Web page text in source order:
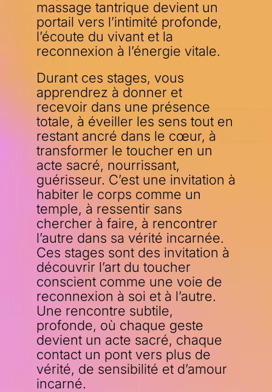
massage tantrique devient un
portail vers l’intimité profonde,
l’écoute du vivant et la
reconnexion à l’énergie vitale.
Durant ces stages, vous
apprendrez à donner et
recevoir dans une présence
totale, à éveiller les sens tout en
restant ancré dans le cœur, à
transformer le toucher en un
acte sacré, nourrissant,
guérisseur. C’est une invitation à
habiter le corps comme un
temple, à ressentir sans
chercher à faire, à rencontrer
l’autre dans sa vérité incarnée.
Ces stages sont des invitation à
découvrir l’art du toucher
conscient comme une voie de
reconnexion à soi et à l’autre.
Une rencontre subtile,
profonde, où chaque geste
devient un acte sacré, chaque
contact un pont vers plus de
vérité, de sensibilité et d’amour
incarné.